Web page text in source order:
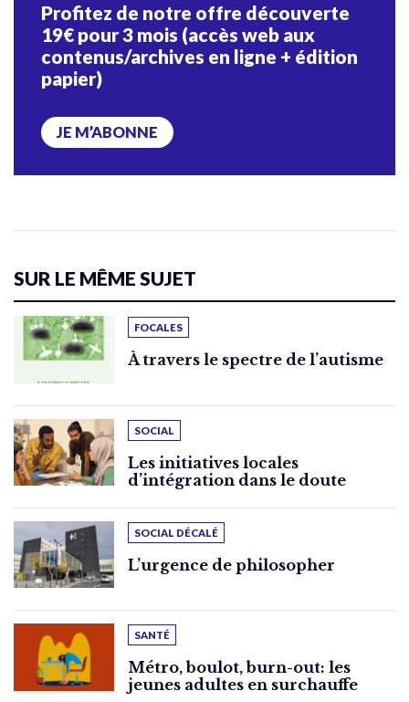
Profitez de notre offre découverte
19€ pour 3 mois (accès web aux
contenus/archives en ligne + édition
papier)
JE M’ABONNE
SUR LE MÊME SUJET
FOCALES
À travers le spectre de l’autisme
SOCIAL
Les initiatives locales
d’intégration dans le doute
SOCIAL DÉCALÉ
L’urgence de philosopher
SANTÉ
Métro, boulot, burn-out: les
jeunes adultes en surchauffe